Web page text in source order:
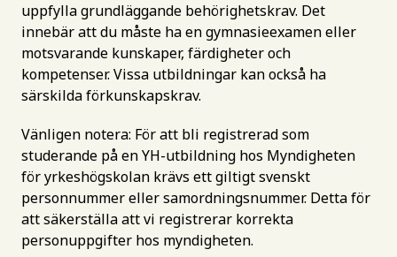
uppfylla grundläggande behörighetskrav. Det
innebär att du måste ha en gymnasieexamen eller
motsvarande kunskaper, färdigheter och
kompetenser. Vissa utbildningar kan också ha
särskilda förkunskapskrav.
Vänligen notera: För att bli registrerad som
studerande på en YH-utbildning hos Myndigheten
för yrkeshögskolan krävs ett giltigt svenskt
personnummer eller samordningsnummer. Detta för
att säkerställa att vi registrerar korrekta
personuppgifter hos myndigheten.